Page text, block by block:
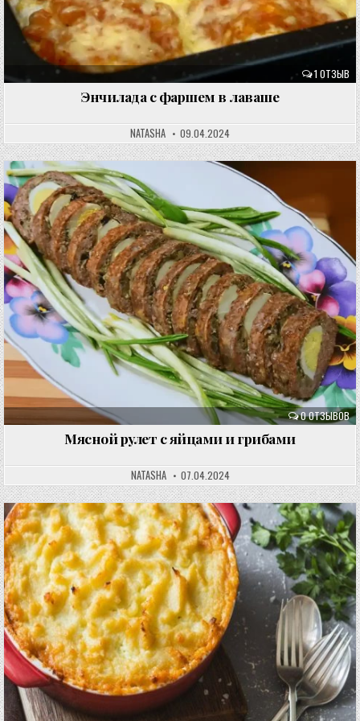
1 ОТЗЫВ
Энчилада с фаршем в лаваше
NATASHA 09.04.2024
0 ОТЗЫВОВ
Мясной рулет с яйцами и грибами
NATASHA 07.04.2024